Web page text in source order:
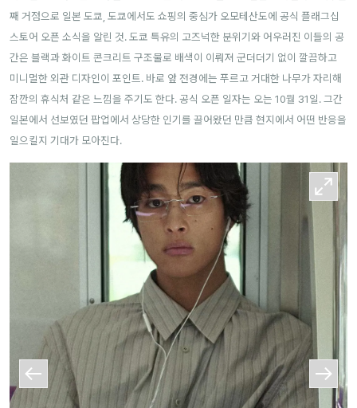
째 거점으로 일본 도쿄, 도쿄에서도 쇼핑의 중심가 오모테산도에 공식 플래그십
스토어 오픈 소식을 알린 것. 도쿄 특유의 고즈넉한 분위기와 어우러진 이들의 공
간은 블랙과 화이트 콘크리트 구조물로 배색이 이뤄져 군더더기 없이 깔끔하고
미니멀한 외관 디자인이 포인트. 바로 앞 전경에는 푸르고 거대한 나무가 자리해
잠깐의 휴식처 같은 느낌을 주기도 한다. 공식 오픈 일자는 오는 10월 31일. 그간
일본에서 선보였던 팝업에서 상당한 인기를 끌어왔던 만큼 현지에서 어떤 반응을
일으킬지 기대가 모아진다.